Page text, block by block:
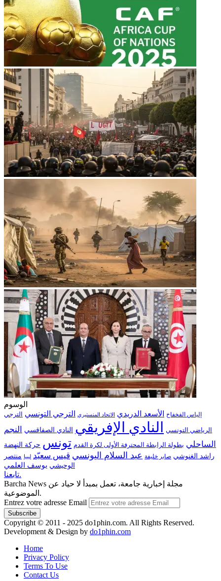
الوسوم
إلياس الفخفاخ الأسعد الدريدي الاتحاد المنستيري الترجي التونسي الترجي
الرياضي التونسي النادي الإفريقي النادي الصفاقسي
النجم
الساحلي بطولة الرابطة المحترفة الأولى لكرة القدم تونس حركة النهضة
راشد الغنوشي صابر خليفة عبد السلام اليونسي قيس سعيّد ليبيا
منتصر
الوحيشي يوسف العلمي
تابعنا.
Barcha News مجلة إخبارية جامعة، تعمل بمبدأ لا حياد عن
الموضوعية.
Entrez votre adresse Email
Copyright © 2011 - 2025 do1phin.com. All Rights Reserved.
Development & Design by do1phin.com
Home
Privacy Policy
Terms To Use
Contact Us